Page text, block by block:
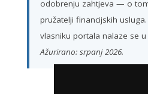
odobrenju zahtjeva — o
pružatelji financijskih
vlasniku portala nalaze se
Ažurirano: srpanj 2026.